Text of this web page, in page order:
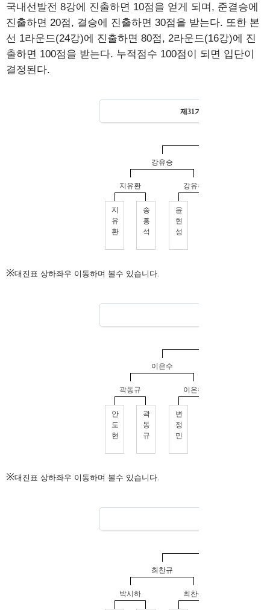
국내선발전 8강에 진출하면 10점을 얻게 되며, 준결승에
진출하면 20점, 결승에 진출하면 30점을 받는다. 또한 본
선 1라운드(24강)에 진출하면 80점, 2라운드(16강)에 진
출하면 100점을 받는다. 누적점수 100점이 되면 입단이
결정된다.
※대진표 상하좌우 이동하며 볼수 있습니다.
※대진표 상하좌우 이동하며 볼수 있습니다.